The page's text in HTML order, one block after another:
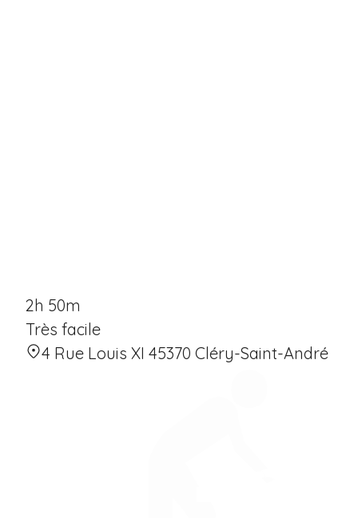
2h 50m
Très facile
4 Rue Louis XI 45370 Cléry-Saint-André